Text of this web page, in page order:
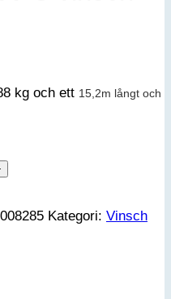
kg och ett 15,2m långt och
Kategori: Vinsch